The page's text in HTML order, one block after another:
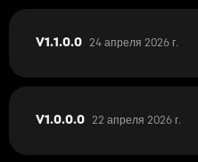
V1.1.0.0 24 апреля 2026 г.
V1.0.0.0 22 апреля 2026 г.